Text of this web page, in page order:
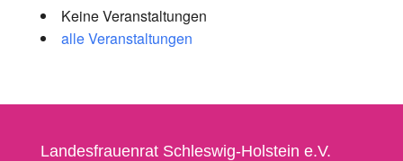
Keine Veranstaltungen
alle Veranstaltungen
Landesfrauenrat Schleswig-Holstein e.V.